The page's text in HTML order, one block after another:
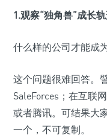
1.观察“独角兽”成长
什么样的公司才能成
这个问题很难回答。
SaleForces；在互联
或者腾讯。可结果大
一个，不可复制。